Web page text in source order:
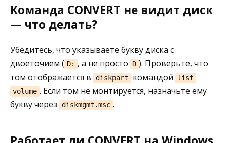
Команда CONVERT не видит диск
— что делать?
Убедитесь, что указываете букву диска с
двоеточием ( D: , а не просто D ). Проверьте, что
том отображается в
diskpart командой
list
volume . Если том не монтируется, назначьте ему
букву через
diskmgmt.msc .